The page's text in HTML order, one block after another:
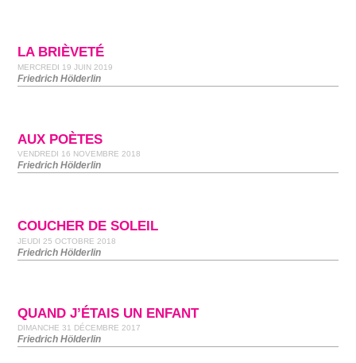
LA BRIÈVETÉ
MERCREDI 19 JUIN 2019
Friedrich Hölderlin
AUX POÈTES
VENDREDI 16 NOVEMBRE 2018
Friedrich Hölderlin
COUCHER DE SOLEIL
JEUDI 25 OCTOBRE 2018
Friedrich Hölderlin
QUAND J’ÉTAIS UN ENFANT
DIMANCHE 31 DÉCEMBRE 2017
Friedrich Hölderlin